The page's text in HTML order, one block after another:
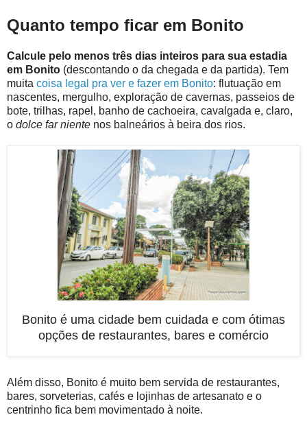
Quanto tempo ficar em Bonito
Calcule pelo menos três dias inteiros para sua estadia
em Bonito (descontando o da chegada e da partida). Tem
muita coisa legal pra ver e fazer em Bonito: flutuação em
nascentes, mergulho, exploração de cavernas, passeios de
bote, trilhas, rapel, banho de cachoeira, cavalgada e, claro,
o dolce far niente nos balneários à beira dos rios.
Bonito é uma cidade bem cuidada e com ótimas
opções de restaurantes, bares e comércio
Além disso, Bonito é muito bem servida de restaurantes,
bares, sorveterias, cafés e lojinhas de artesanato e o
centrinho fica bem movimentado à noite.